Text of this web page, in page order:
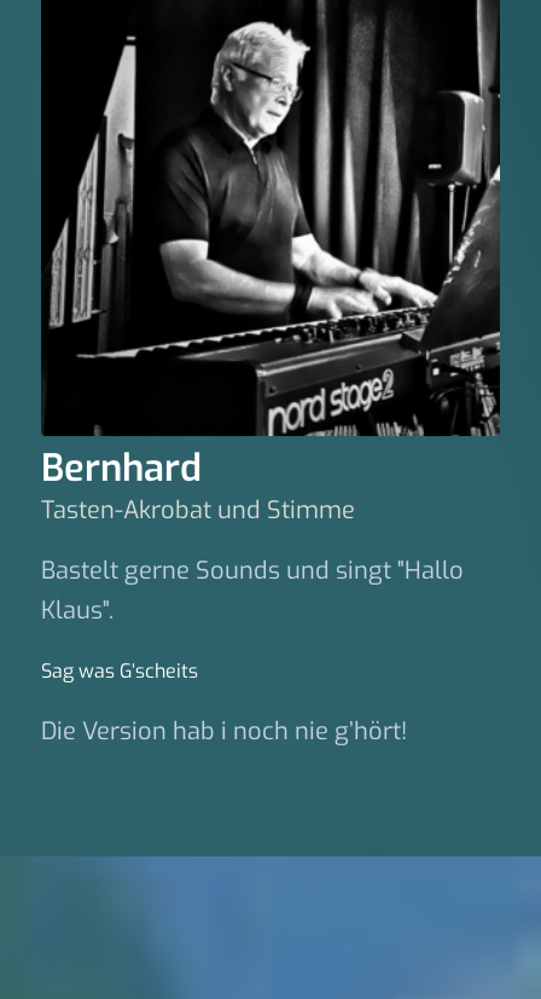
Bernhard
Tasten-Akrobat und Stimme
Bastelt gerne Sounds und singt "Hallo
Klaus".
Sag was G‘scheits
Die Version hab i noch nie g’hört!